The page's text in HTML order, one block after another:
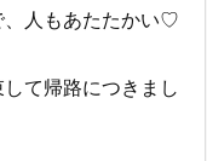
、人もあたたかい♡
て帰路につきまし